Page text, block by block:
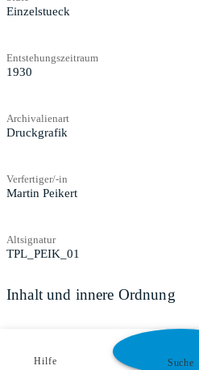
Einzelstueck
Entstehungszeitraum
1930
Archivalienart
Druckgrafik
Verfertiger/-in
Martin Peikert
Altsignatur
TPL_PEIK_01
Inhalt und innere Ordnung
Zugangs- und
Hilfe Suche